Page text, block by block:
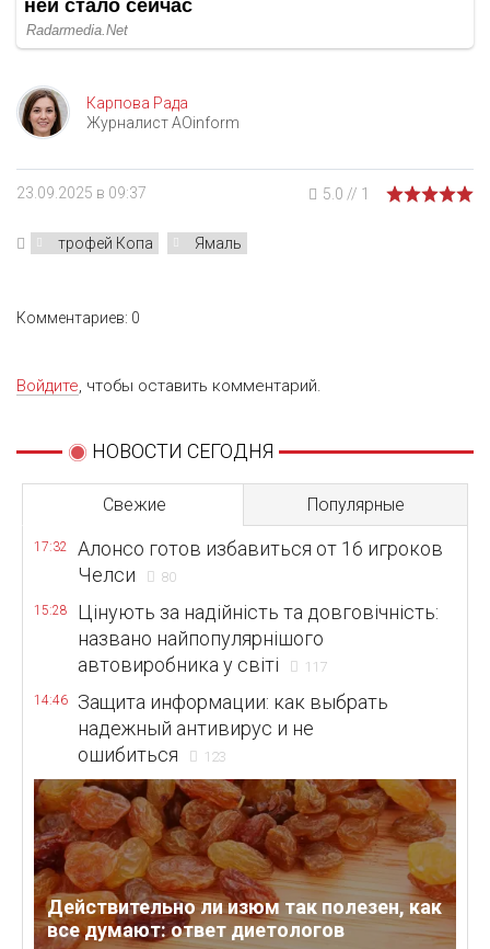
Карпова Рада
Журналист AOinform
23.09.2025 в 09:37 5.0 // 1
трофей Копа Ямаль
Комментариев: 0
Войдите, чтобы оставить комментарий.
НОВОСТИ СЕГОДНЯ
Свежие Популярные
17:32
Алонсо готов избавиться от 16 игроков
Челси
80
15:28
Цінують за надійність та довговічність:
названо найпопулярнішого
автовиробника у світі
117
14:46
Защита информации: как выбрать
надежный антивирус и не
ошибиться
123
Действительно ли изюм так полезен, как
все думают: ответ диетологов